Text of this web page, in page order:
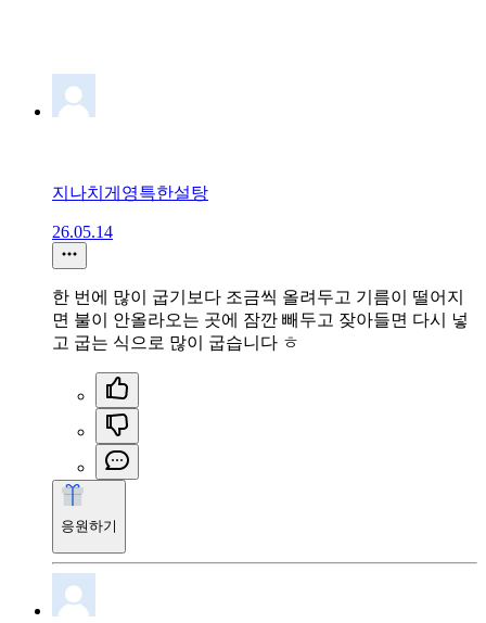
지나치게영특한설탕
26.05.14
한 번에 많이 굽기보다 조금씩 올려두고 기름이 떨어지
면 불이 안올라오는 곳에 잠깐 빼두고 잦아들면 다시 넣
고 굽는 식으로 많이 굽습니다 ㅎ
응원하기